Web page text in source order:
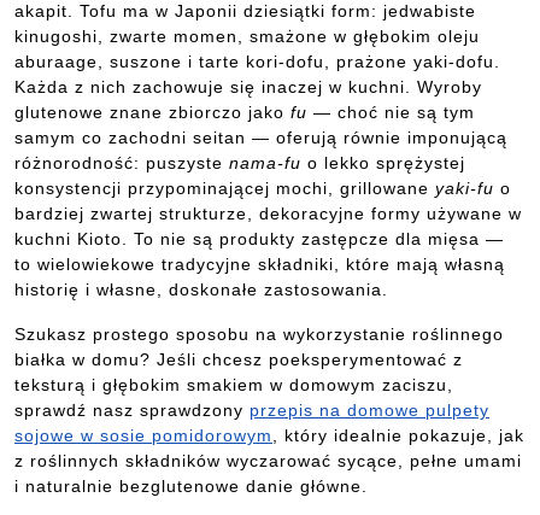
akapit. Tofu ma w Japonii dziesiątki form: jedwabiste
kinugoshi, zwarte momen, smażone w głębokim oleju
aburaage, suszone i tarte kori-dofu, prażone yaki-dofu.
Każda z nich zachowuje się inaczej w kuchni. Wyroby
glutenowe znane zbiorczo jako fu — choć nie są tym
samym co zachodni seitan — oferują równie imponującą
różnorodność: puszyste nama-fu o lekko sprężystej
konsystencji przypominającej mochi, grillowane yaki-fu o
bardziej zwartej strukturze, dekoracyjne formy używane w
kuchni Kioto. To nie są produkty zastępcze dla mięsa —
to wielowiekowe tradycyjne składniki, które mają własną
historię i własne, doskonałe zastosowania.
Szukasz prostego sposobu na wykorzystanie roślinnego
białka w domu? Jeśli chcesz poeksperymentować z
teksturą i głębokim smakiem w domowym zaciszu,
sprawdź nasz sprawdzony przepis na domowe pulpety
sojowe w sosie pomidorowym
, który idealnie pokazuje, jak
z roślinnych składników wyczarować sycące, pełne umami
i naturalnie bezglutenowe danie główne.